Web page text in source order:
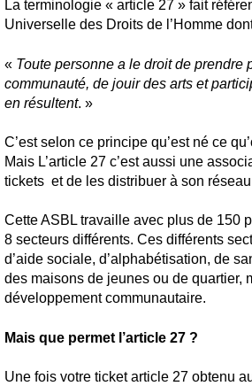
La terminologie « article 27 » fait
Universelle des Droits de l’Homme
« Toute personne a le droit de prendre
communauté, de jouir des arts et
en résultent. »
C’est selon ce principe qu’est né ce
Mais L’article 27 c’est aussi une
tickets et de les distribuer à son
Cette ASBL travaille avec plus de 150
8 secteurs différents. Ces différents
d’aide sociale, d’alphabétisation, de
des maisons de jeunes ou de quartier,
développement communautaire.
Mais que permet l’article 27 ?
Une fois votre ticket article 27 obtenu